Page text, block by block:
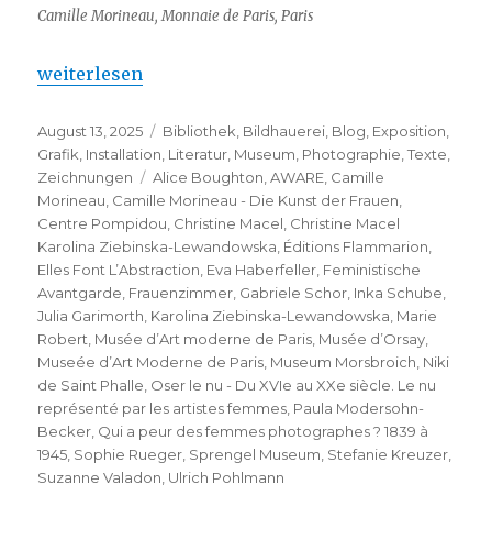
Camille Morineau, Monnaie de Paris, Paris
„Camille Morineau – Die Kunst der Frauen“
weiterlesen
Veröffentlicht
am
August 13, 2025 Kategorien
Bibliothek, Bildhauerei, Blog, Exposition,
Grafik, Installation, Literatur, Museum, Photographie,Texte,
Zeichnungen
Schlagwörter
Alice Boughton,AWARE, Camille
Morineau, Camille Morineau - Die Kunst der Frauen,
Centre Pompidou, Christine Macel, Christine Macel
Karolina Ziebinska-Lewandowska, Éditions Flammarion,
Elles Font L’Abstraction, Eva Haberfeller, Feministische
Avantgarde, Frauenzimmer, Gabriele Schor, Inka Schube,
Julia Garimorth, Karolina Ziebinska-Lewandowska, Marie
Robert, Musée d’Art moderne de Paris, Musée d’Orsay,
Museée d’Art Moderne de Paris, Museum Morsbroich, Niki
de Saint Phalle, Oser le nu - Du XVIe au XXe siècle. Le nu
représenté par les artistes femmes, Paula Modersohn-
Becker, Qui a peur des femmes photographes ? 1839 à
1945, Sophie Rueger, Sprengel Museum, Stefanie Kreuzer,
Suzanne Valadon, Ulrich Pohlmann